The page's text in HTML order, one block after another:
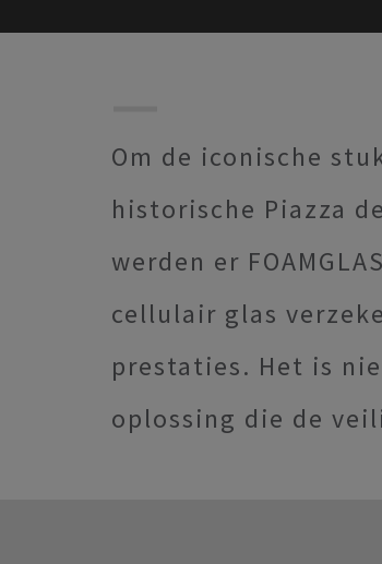
Om de iconische
historische Piazza
werden er
cellulair glas
prestaties. Het is
oplossing die de